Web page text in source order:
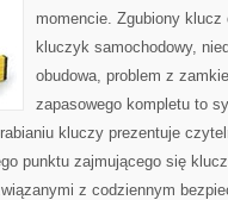
momencie. Zgubiony
kluczyk samochodowy,
obudowa, problem z
zapasowego kompletu to
kluczy prezentuje
punktu zajmującego się
z codziennym